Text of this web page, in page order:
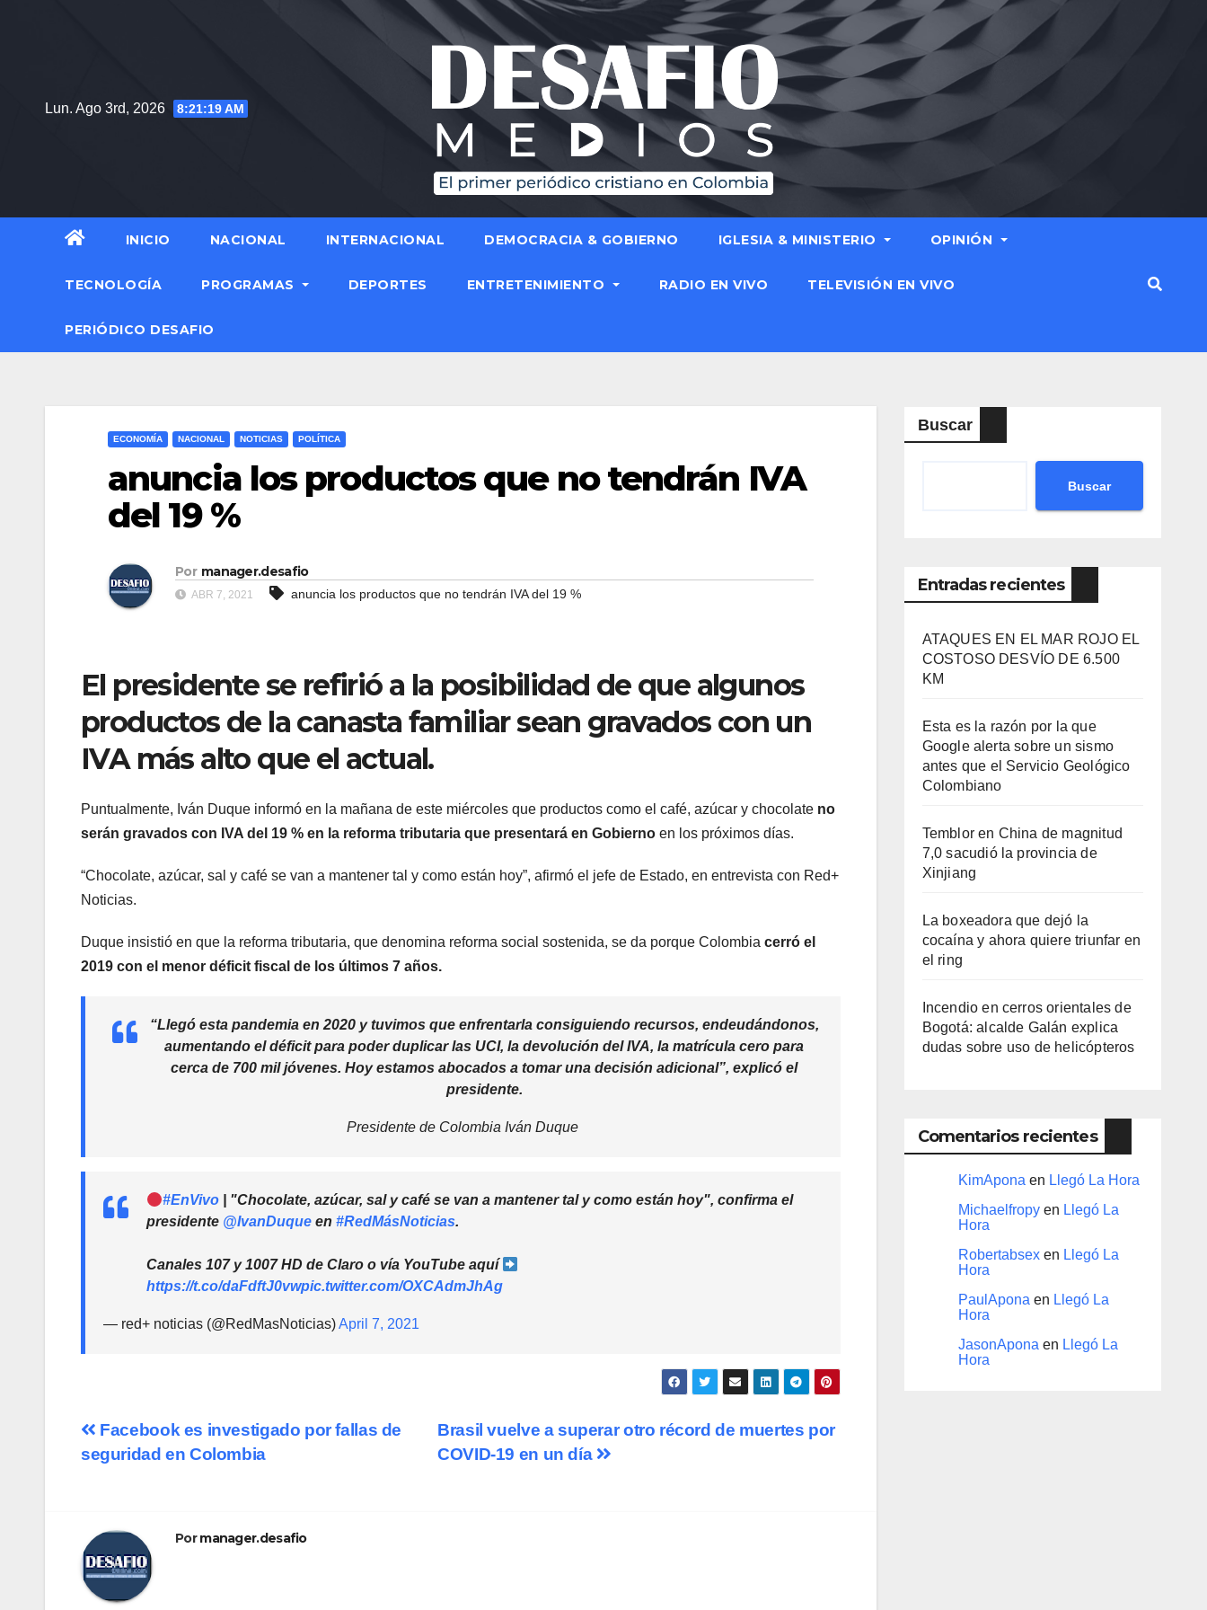
Lun. Ago 3rd, 2026 8:21:20 AM
INICIO NACIONAL INTERNACIONAL DEMOCRACIA & GOBIERNO IGLESIA & MINISTERIO OPINIÓN
TECNOLOGÍA PROGRAMAS DEPORTES ENTRETENIMIENTO RADIO EN VIVO TELEVISIÓN EN VIVO
PERIÓDICO DESAFIO
ECONOMÍA NACIONAL NOTICIAS POLÍTICA
anuncia los productos que no tendrán IVA
del 19 %
Por manager.desafio
ABR 7, 2021 anuncia los productos que no tendrán IVA del 19 %
El presidente se refirió a la posibilidad de que algunos
productos de la canasta familiar sean gravados con un
IVA más alto que el actual.
Puntualmente, Iván Duque informó en la mañana de este miércoles que productos como el café, azúcar y chocolate no
serán gravados con IVA del 19 % en la reforma tributaria que presentará en Gobierno en los próximos días.
“Chocolate, azúcar, sal y café se van a mantener tal y como están hoy”, afirmó el jefe de Estado, en entrevista con Red+
Noticias.
Duque insistió en que la reforma tributaria, que denomina reforma social sostenida, se da porque Colombia cerró el
2019 con el menor déficit fiscal de los últimos 7 años.
“Llegó esta pandemia en 2020 y tuvimos que enfrentarla consiguiendo recursos, endeudándonos,
aumentando el déficit para poder duplicar las UCI, la devolución del IVA, la matrícula cero para
cerca de 700 mil jóvenes. Hoy estamos abocados a tomar una decisión adicional”, explicó el
presidente.
Presidente de Colombia Iván Duque
#EnVivo | "Chocolate, azúcar, sal y café se van a mantener tal y como están hoy", confirma el
presidente @IvanDuque en #RedMásNoticias.
Canales 107 y 1007 HD de Claro o vía YouTube aquí
https://t.co/daFdftJ0vwpic.twitter.com/OXCAdmJhAg
— red+ noticias (@RedMasNoticias)April 7, 2021
Navegación
de
Brasil vuelve a superar otro récord de muertes por
COVID-19 en un día
Facebook es investigado por fallas de
seguridad en Colombia
Pormanager.desafio
Buscar
Buscar
Entradas recientes
ATAQUES EN EL MAR ROJO EL
COSTOSO DESVÍO DE 6.500
KM
Esta es la razón por la que
Google alerta sobre un sismo
antes que el Servicio Geológico
Colombiano
Temblor en China de magnitud
7,0 sacudió la provincia de
Xinjiang
La boxeadora que dejó la
cocaína y ahora quiere triunfar en
el ring​
Incendio en cerros orientales de
Bogotá: alcalde Galán explica
dudas sobre uso de helicópteros
Comentarios recientes
KimAponaen Llegó La Hora
Michaelfropyen Llegó La
Hora
Robertabsexen Llegó La
Hora
PaulAponaen Llegó La
Hora
JasonAponaen Llegó La
Hora